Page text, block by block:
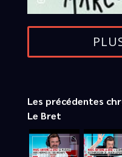
Les précédentes
Le Bret